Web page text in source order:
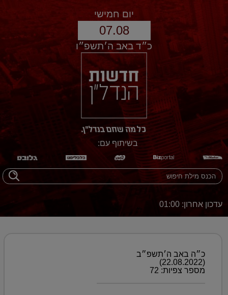
יום חמישי
07.08
כ״ד באב ה׳תשפ״ו
בשיתוף עם:
עדכון אחרון: 01:00
כ״ה באב ה׳תשפ״ב
(22.08.2022)
מספר צפיות: 72